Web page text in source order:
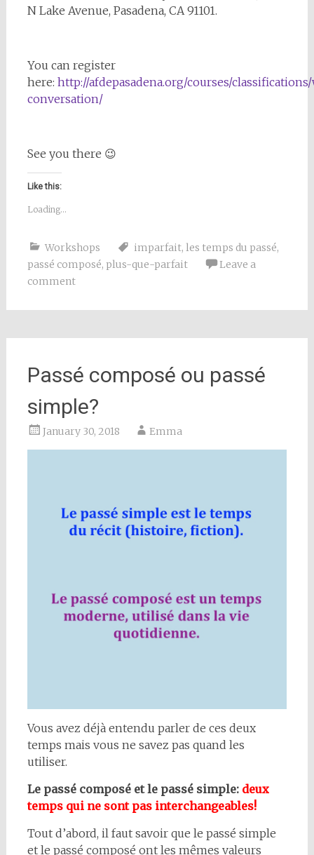
N Lake Avenue, Pasadena, CA 91101.
You can register
here: http://afdepasadena.org/courses/
conversation/
See you there 😉
Like this:
Loading...
Workshops imparfait, les temps du passé,
passé composé, plus-que-parfait
Leave a
comment
Passé composé ou passé
simple?
January 30, 2018 Emma
Vous avez déjà entendu parler de ces deux
temps mais vous ne savez pas quand les
utiliser.
Le passé composé et le passé simple: deux
temps qui ne sont pas interchangeables!
Tout d’abord, il faut savoir que le passé simple
et le passé composé ont les mêmes valeurs